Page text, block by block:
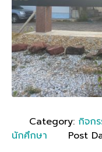
Category: กิจก
นักศึกษา
Post